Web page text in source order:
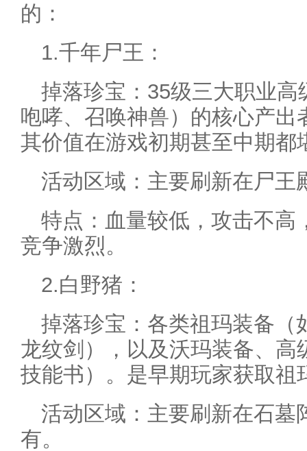
的：
1.千年尸王：
掉落珍宝：35级三大职业
咆哮、召唤神兽）的核心产出
其价值在游戏初期甚至中期都
活动区域：主要刷新在尸王
特点：血量较低，攻击不高
竞争激烈。
2.白野猪：
掉落珍宝：各类祖玛装备（
龙纹剑），以及沃玛装备、高
技能书）。是早期玩家获取祖
活动区域：主要刷新在石墓
有。